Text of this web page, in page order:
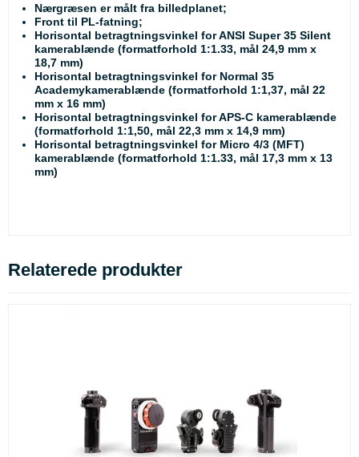
Nærgræsen er målt fra billedplanet;
Front til PL-fatning;
Horisontal betragtningsvinkel for ANSI Super 35 Silent
kamerablænde (formatforhold 1:1.33, mål 24,9 mm x
18,7 mm)
Horisontal betragtningsvinkel for Normal 35
Academykamerablænde (formatforhold 1:1,37, mål 22
mm x 16 mm)
Horisontal betragtningsvinkel for APS-C kamerablænde
(formatforhold 1:1,50, mål 22,3 mm x 14,9 mm)
Horisontal betragtningsvinkel for Micro 4/3 (MFT)
kamerablænde (formatforhold 1:1.33, mål 17,3 mm x 13
mm)
Relaterede produkter